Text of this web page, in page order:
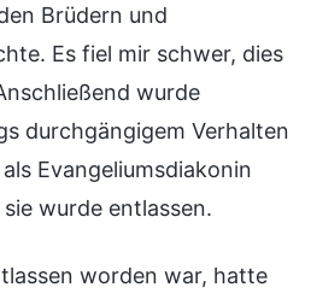
Brüdern und
Es fiel mir schwer, dies
wurde
durchgängigem Verhalten
Evangeliumsdiakonin
wurde entlassen.
worden war, hatte